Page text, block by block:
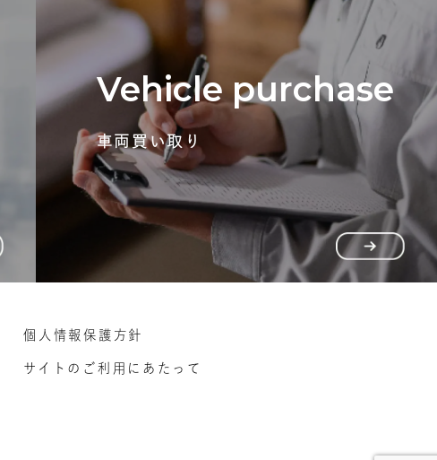
Vehicle purchase
車両買い取り
個人情報保護方針
サイトのご利用にあたって